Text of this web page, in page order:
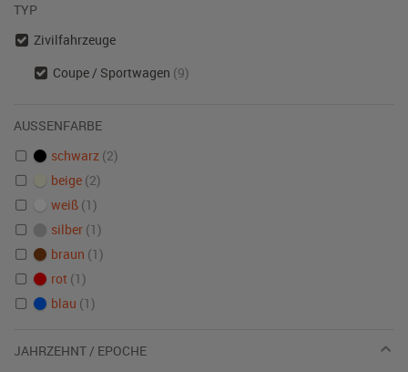
TYP
Zivilfahrzeuge
Coupe / Sportwagen (9)
AUSSENFARBE
schwarz (2)
beige (2)
weiß (1)
silber (1)
braun (1)
rot (1)
blau (1)
JAHRZEHNT / EPOCHE